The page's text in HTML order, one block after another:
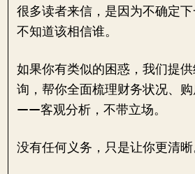
很多读者来信，是因为不确定
不知道该相信谁。
如果你有类似的困惑，我们提
询，帮你全面梳理财务状况、
——客观分析，不带立场。
没有任何义务，只是让你更清晰